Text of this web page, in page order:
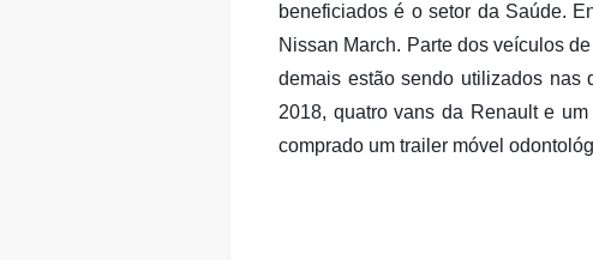
beneficiados é o setor da Saúde.
Nissan March. Parte dos veículos
demais estão sendo utilizados
2018, quatro vans da Renault e
comprado um trailer móvel